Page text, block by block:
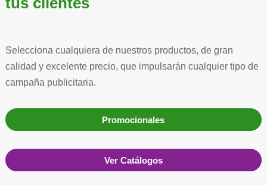
Selecciona cualquiera de nuestros productos, de gran
calidad y excelente precio, que impulsarán cualquier tipo de
campaña publicitaria.
Promocionales
Ver Catálogos